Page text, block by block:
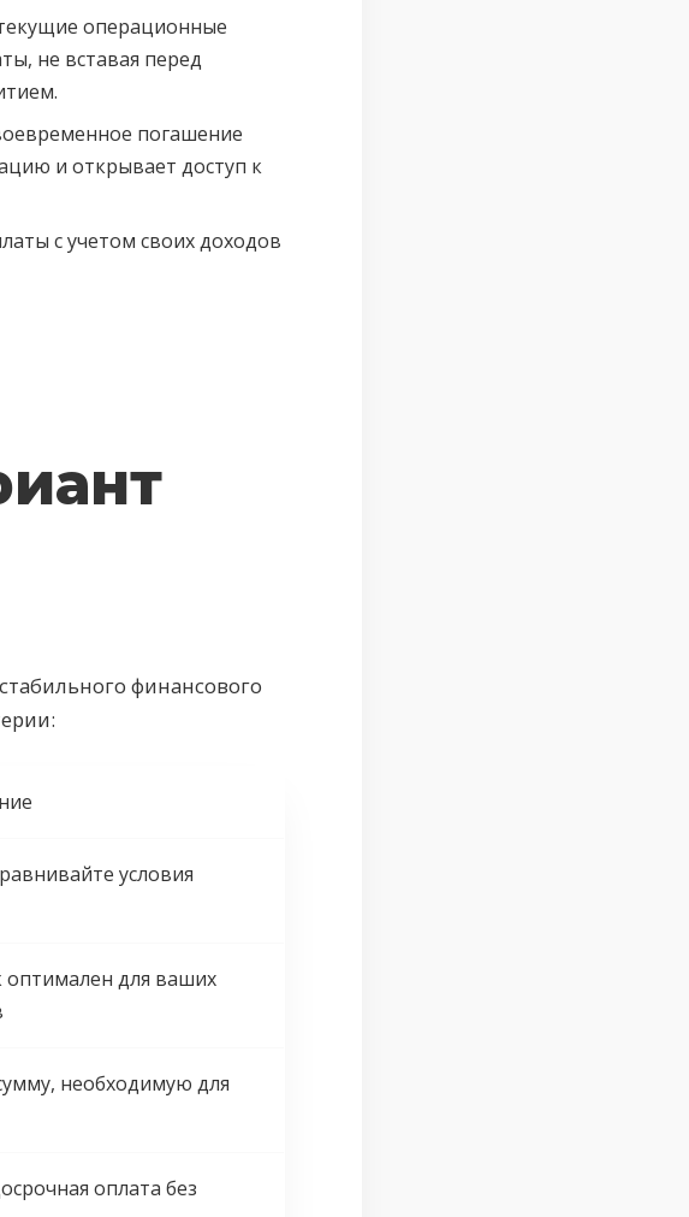
операционные
не вставая перед
погашение
и открывает доступ к
с учетом своих доходов
финансового
условия
оптимален для ваших
необходимую для
оплата без